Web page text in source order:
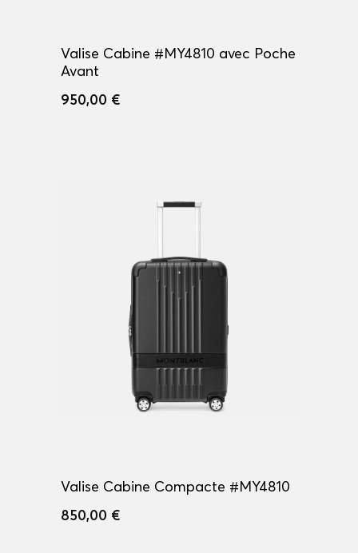
Valise Cabine #MY4810 avec Poche
Avant
950,00 €
Valise Cabine Compacte #MY4810
850,00 €